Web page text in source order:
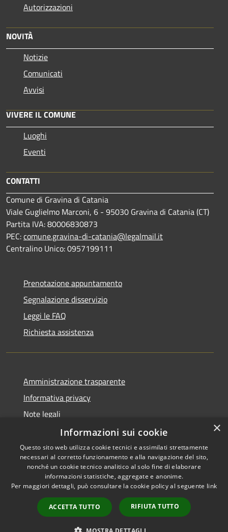
Autorizzazioni
NOVITÀ
Notizie
Comunicati
Avvisi
VIVERE IL COMUNE
Luoghi
Eventi
CONTATTI
Comune di Gravina di Catania
Viale Guglielmo Marconi, 6 - 95030 Gravina di Catania (CT)
Partita IVA: 80006830873
PEC:comune.gravina-di-catania@legalmail.it
Centralino Unico: 0957199111
Prenotazione appuntamento
Segnalazione disservizio
Leggi le FAQ
Richiesta assistenza
Amministrazione trasparente
Informativa privacy
Note legali
Dichiarazione di accessibilità
RSS
Accessibilità
Copyright © 2026 • Comune di
Gravina di Catania • Powered
byMunicipium
Accesso
redazione
×
Informazioni sui cookie
Questo sito web utilizza cookie tecnici e assimilati strettamente
necessari al corretto funzionamento e alla navigazione del sito,
nonché un cookie tecnico analitico al solo fine di elaborare
informazioni statistiche, aggregate e anonime.
Per maggiori dettagli, può consultare la cookie policy al seguente link
ACCETTA TUTTO RIFIUTA TUTTO